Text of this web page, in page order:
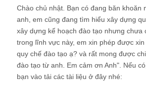
Chào chủ nhật. Bạn có đang băn khoăn
anh, em cũng đang tìm hiểu xây dựng
xây dựng kế hoạch đào tạo nhưng chưa
trong lĩnh vực này, em xin phép được
quy chế đào tạo ạ? và rất mong được
đào tạo từ anh. Em cảm ơn Anh". Nếu
bạn vào tải các tài liệu ở đây nhé: